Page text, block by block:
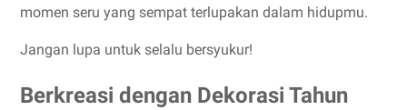
momen seru yang sempat terlupakan dalam hidupmu.
Jangan lupa untuk selalu bersyukur!
Berkreasi dengan Dekorasi Tahun